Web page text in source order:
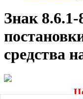
Знак
средства